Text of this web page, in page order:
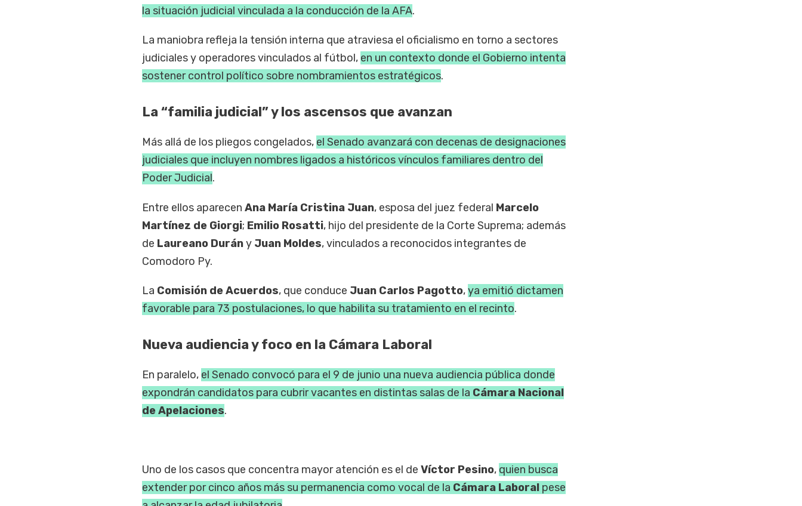
la situación judicial vinculada a la conducción de la AFA.
La maniobra refleja la tensión interna que atraviesa el oficialismo en torno a sectores
judiciales y operadores vinculados al fútbol, en un contexto donde el Gobierno intenta
sostener control político sobre nombramientos estratégicos.
La “familia judicial” y los ascensos que avanzan
Más allá de los pliegos congelados, el Senado avanzará con decenas de designaciones
judiciales que incluyen nombres ligados a históricos vínculos familiares dentro del
Poder Judicial.
Entre ellos aparecen Ana María Cristina Juan, esposa del juez federal Marcelo
Martínez de Giorgi; Emilio Rosatti, hijo del presidente de la Corte Suprema; además
de Laureano Durány Juan Moldes, vinculados a reconocidos integrantes de
Comodoro Py.
La Comisión de Acuerdos, que conduce Juan Carlos Pagotto,ya emitió dictamen
favorable para 73 postulaciones, lo que habilita su tratamiento en el recinto.
Nueva audiencia y foco en la Cámara Laboral
En paralelo, el Senado convocó para el 9 de junio una nueva audiencia pública donde
expondrán candidatos para cubrir vacantes en distintas salas de la Cámara Nacional
de Apelaciones.
Uno de los casos que concentra mayor atención es el de Víctor Pesino, quien busca
extender por cinco años más su permanencia como vocal de la Cámara Laboralpese